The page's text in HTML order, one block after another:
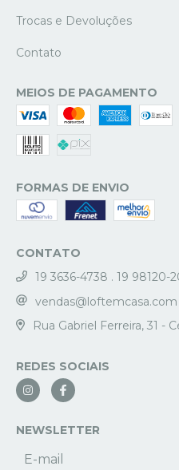
Trocas e Devoluções
Contato
MEIOS DE PAGAMENTO
FORMAS DE ENVIO
CONTATO
19 3636-4738 . 19 98120-
vendas@loftemcasa.com
Rua Gabriel Ferreira, 31 -
REDES SOCIAIS
NEWSLETTER